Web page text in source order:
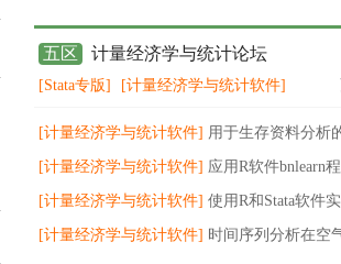
五区 计量经济学与统计论坛
[Stata专版] [计量经济学与统计软件]
[计量经济学与统计软件] 用于生存资料分析
软件CutpointsOEHR包
[计量经济学与统计软件] 应用R软件bnlearn
包学习贝叶斯网络
[计量经济学与统计软件] 使用R和Stata软件
倾向性评分匹配
[计量经济学与统计软件] 时间序列分析在空